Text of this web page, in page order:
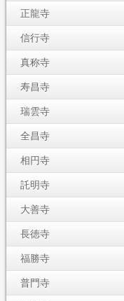
正龍寺
信行寺
真称寺
寿昌寺
瑞雲寺
全昌寺
相円寺
託明寺
大善寺
長徳寺
福勝寺
普門寺